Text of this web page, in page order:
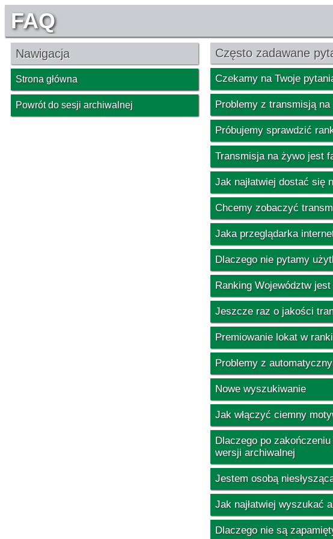
FAQ
Nawigacja
Strona główna
Powrót do sesji archiwalnej
Często zadawane
Czekamy na Twoje
Problemy z transmisją na
Próbujemy sprawdzić
Transmisja na żywo jest
Jak najłatwiej dostać się
Chcemy zobaczyć
Jaka przeglądarka
Dlaczego nie pytamy
Ranking Województw
Jeszcze raz o jakości
Premiowanie lokat w
Problemy z
Nowe wyszukiwanie
Jak włączyć ciemny
Dlaczego po
wersji archiwalnej
Jestem osobą
Jak najłatwiej wyszukać
Dlaczego nie są